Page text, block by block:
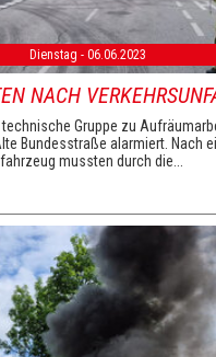
Dienstag - 06.06.2023
NACH
Gruppe zu
Bundesstraße alarmiert. Nach
mussten durch die...